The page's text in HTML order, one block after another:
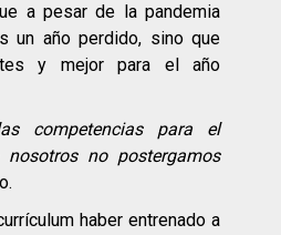
a pesar de la pandemia
un año perdido, sino que
y mejor para el año
competencias para el
no postergamos
haber entrenado a